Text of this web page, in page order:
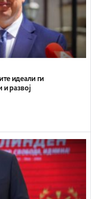
идеали ги
и развој